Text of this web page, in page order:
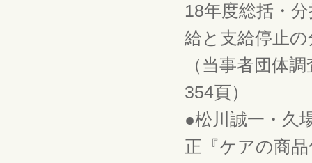
18年度総括・
給と支給停止
（当事者団体
354頁）
●松川誠一・久
正『ケアの商